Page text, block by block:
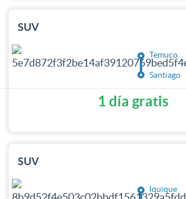
SUV
Temuco
Santiago
1 día gratis
SUV
Iquique